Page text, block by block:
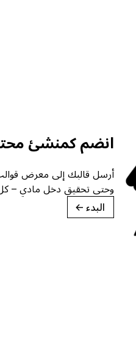
انضم كمنشئ
وحتى تحقيق دخل مادي –
البدء →